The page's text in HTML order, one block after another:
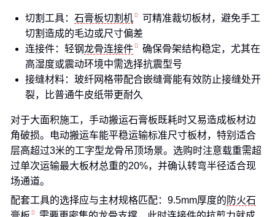
切割工具： 石膏板切割机
可精准裁切板材，避免手工
切割造成的毛边或尺寸偏差
连接件：轻钢龙骨连接件
确保骨架结构稳定，尤其在
高湿度或震动环境中需选择抗震型号
接缝材料：玻纤网格带配合嵌缝膏能有效防止接缝处开
裂，比普通牛皮纸带更耐久
对于大面积施工，手动搬运石膏板既耗时又易造成板材边
角破损。电动搬运车能平稳运输标准尺寸板材，特别适合
层高超过3米的工字型龙骨吊顶场景。选购时注意载重需超
过单次运输最大板材总重的20%，并确认转弯半径适合现
场通道。
配套工具的选择应与主材规格匹配：9.5mm厚度的 防火石